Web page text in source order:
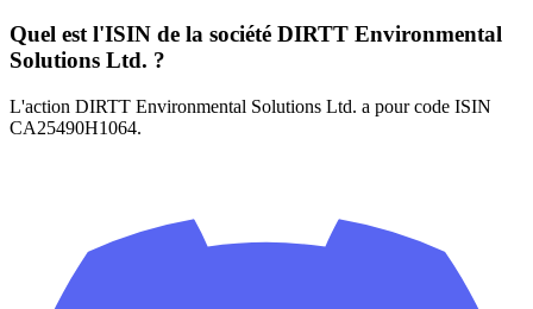
Quel est l'ISIN de la société DIRTT Environmental
Solutions Ltd. ?
L'action DIRTT Environmental Solutions Ltd. a pour code ISIN
CA25490H1064.